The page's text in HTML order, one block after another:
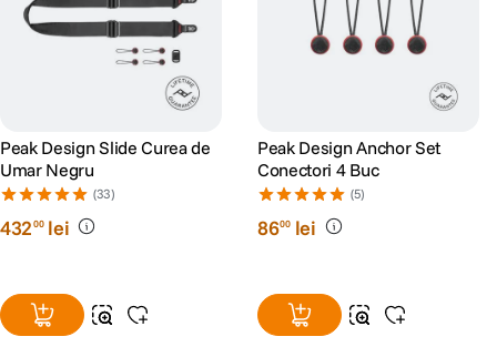
Peak Design Slide Curea de
Umar Negru
(33)
43200 lei
Peak Design Anchor Set
Conectori 4 Buc
(5)
8600 lei